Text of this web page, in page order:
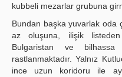
kubbeli mezarlar grubuna
Bundan başka yuvarlak oda
az oluşuna, ilişik listeden
Bulgaristan ve bilhassa
rastlanmaktadır. Yalnız
ince uzun koridoru ile